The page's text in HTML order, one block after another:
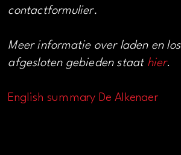
contactformulier.
Meer informatie over laden en
afgesloten gebieden staat hier.
English summary De Alkenaer